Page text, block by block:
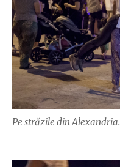
Pe străzile din Alexandria.